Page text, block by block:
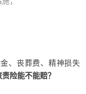
、丧葬费、精神损失
险能不能赔？